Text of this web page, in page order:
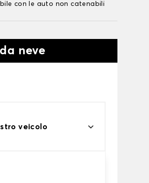
con le auto non catenabili
neve
veicolo